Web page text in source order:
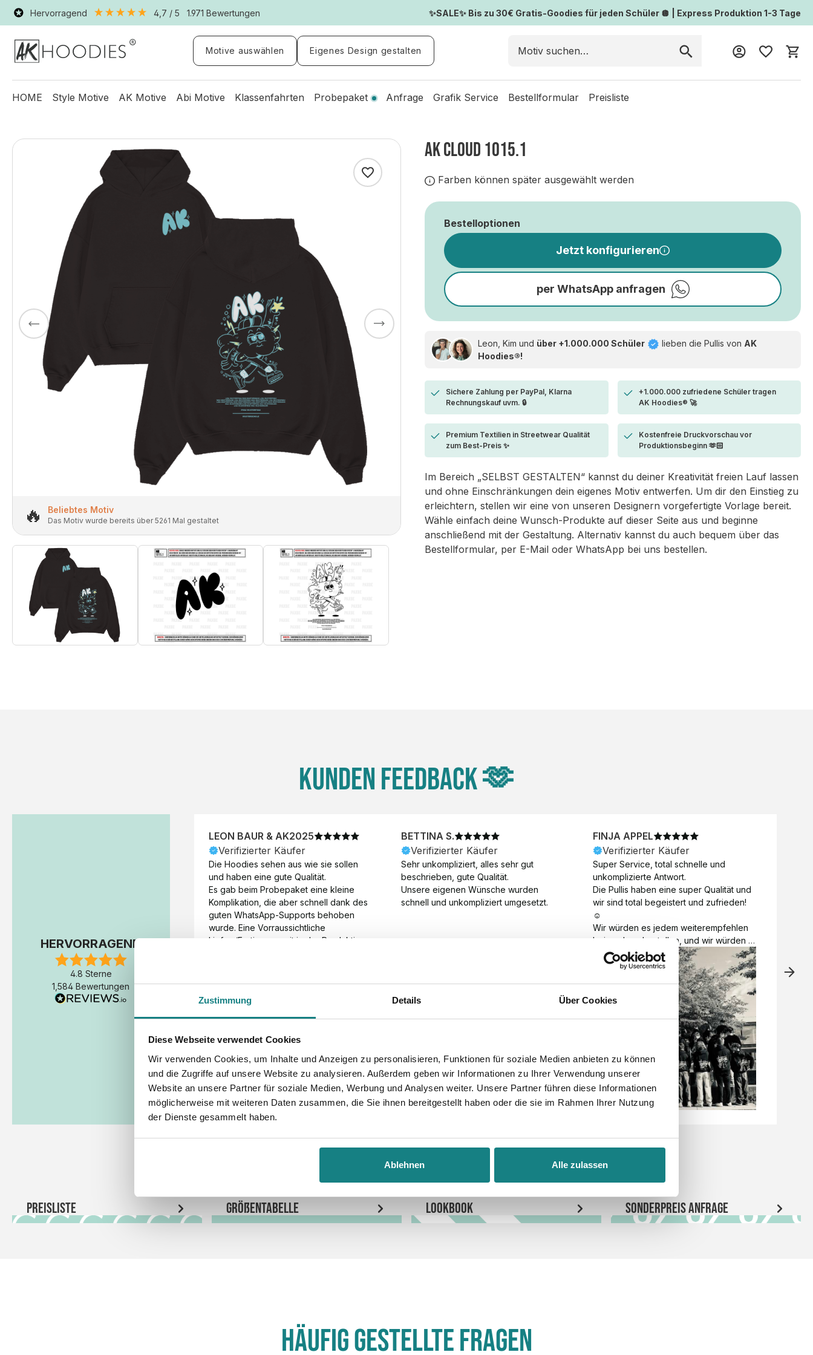
Zustimmung Details Über Cookies
Diese Webseite verwendet Cookies
Wir verwenden Cookies, um Inhalte und Anzeigen zu personalisieren, Funktionen für soziale Medien anbieten zu können
und die Zugriffe auf unsere Website zu analysieren. Außerdem geben wir Informationen zu Ihrer Verwendung unserer
Website an unsere Partner für soziale Medien, Werbung und Analysen weiter. Unsere Partner führen diese Informationen
möglicherweise mit weiteren Daten zusammen, die Sie ihnen bereitgestellt haben oder die sie im Rahmen Ihrer Nutzung
der Dienste gesammelt haben.
Ablehnen Alle zulassen
Hervorragend 4,7 / 5 1.971 Bewertungen ✨SALE✨ Bis zu 30€ Gratis-Goodies für jeden Schüler 🪩 | Express Produktion 1-3 Tage
Motive auswählen Eigenes Design gestalten
HOME Style Motive AK Motive Abi Motive Klassenfahrten Probepaket Anfrage Grafik Service Bestellformular Preisliste
🔥 Beliebtes Motiv
Das Motiv wurde bereits über 5261 Mal gestaltet
AK CLOUD 1015.1
Farben können später ausgewählt werden
Bestelloptionen
Jetzt konfigurieren
per WhatsApp anfragen
Leon, Kim und über +1.000.000 Schüler lieben die Pullis von AK
Hoodies®!
Sichere Zahlung per PayPal, Klarna
Rechnungskauf uvm. 🔒
+1.000.000 zufriedene Schüler tragen
AK Hoodies® 🚀
Premium Textilien in Streetwear Qualität
zum Best-Preis ✨
Kostenfreie Druckvorschau vor
Produktionsbeginn 🫶🏻
Im Bereich „SELBST GESTALTEN“ kannst du deiner Kreativität freien Lauf lassen
und ohne Einschränkungen dein eigenes Motiv entwerfen. Um dir den Einstieg zu
erleichtern, stellen wir eine von unseren Designern vorgefertigte Vorlage bereit.
Wähle einfach deine Wunsch-Produkte auf dieser Seite aus und beginne
anschließend mit der Gestaltung. Alternativ kannst du auch bequem über das
Bestellformular, per E-Mail oder WhatsApp bei uns bestellen.
Kunden Feedback 🫶
HERVORRAGEND
4.8 Sterne
1,584 Bewertungen
LEON BAUR & AK2025
Verifizierter Käufer
Die Hoodies sehen aus wie sie sollen
und haben eine gute Qualität.
Es gab beim Probepaket eine kleine
Komplikation, die aber schnell dank des
guten WhatsApp-Supports behoben
wurde. Eine Vorraussichtliche
Liefer-/Fertigungszeit in der Produktion
Fertigstellung der Produktion.
BETTINA S.
Verifizierter Käufer
Sehr unkompliziert, alles sehr gut
beschrieben, gute Qualität.
Unsere eigenen Wünsche wurden
schnell und unkompliziert umgesetzt.
FINJA APPEL
Verifizierter Käufer
Super Service, total schnelle und
unkomplizierte Antwort.
Die Pullis haben eine super Qualität und
wir sind total begeistert und zufrieden!
☺️
Wir würden es jedem weiterempfehlen
bei euch zu bestellen, und wir würden
es auch sofort nochmal tun!
Vielen Dank für alles 😊
Preisliste Größentabelle LookBook Sonderpreis Anfrage
Häufig gestellte Fragen